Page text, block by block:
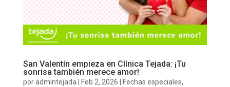
San Valentín empieza en Clínica Tejada: ¡Tu
sonrisa también merece amor!
poradmintejada Feb 2, 2026 Fechas especiales,